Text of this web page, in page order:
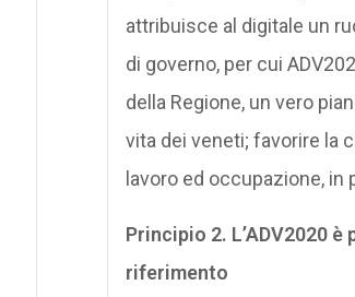
attribuisce al digitale un
di governo, per cui
della Regione, un vero
vita dei veneti; favorire la
lavoro ed occupazione, in
Principio 2. L’ADV2020
riferimento